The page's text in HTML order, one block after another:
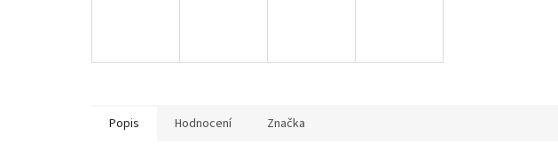
Popis Hodnocení Značka